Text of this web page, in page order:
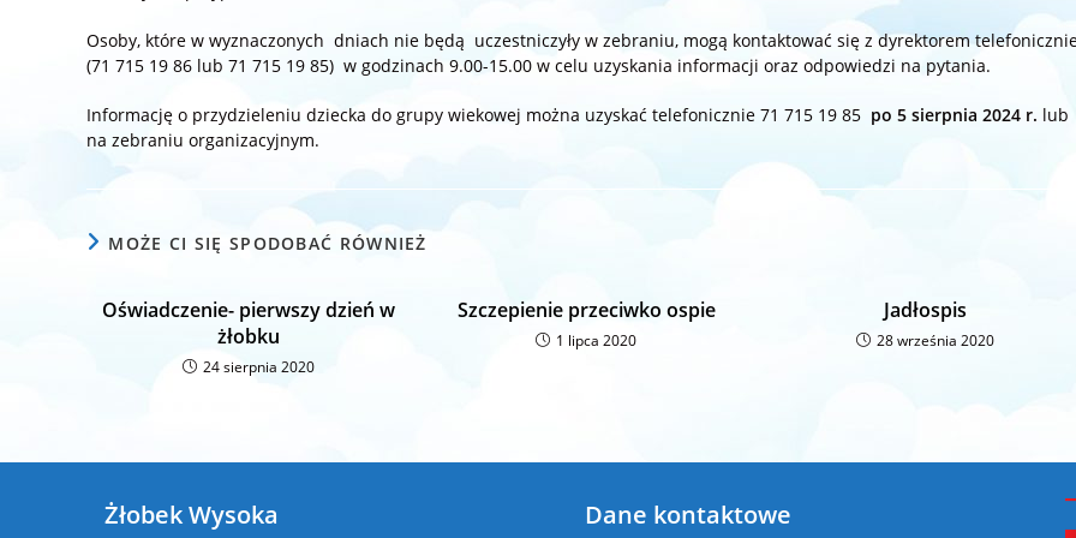
Osoby, które w wyznaczonych dniach nie będą uczestniczyły w zebraniu, mogą kontaktować się z dyrektorem
(71 715 19 86 lub 71 715 19 85) w godzinach 9.00-15.00 w celu uzyskania informacji oraz odpowiedzi na pytania.
Informację o przydzieleniu dziecka do grupy wiekowej można uzyskać telefonicznie 71 715 19 85 po 5 sierpnia 2024 r. lub
na zebraniu organizacyjnym.
MOŻE CI SIĘ SPODOBAĆ RÓWNIEŻ
Oświadczenie- pierwszy dzień w
żłobku
24 sierpnia 2020
Szczepienie przeciwko ospie
1 lipca 2020
Jadłospis
28 września 2020
Żłobek Wysoka Dane kontaktowe